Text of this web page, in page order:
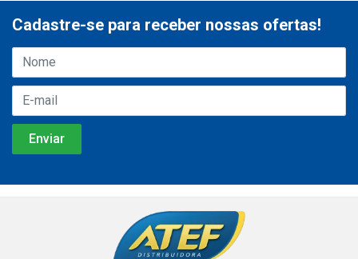
Cadastre-se para receber nossas ofertas!